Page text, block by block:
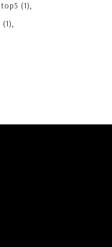
top5 (1)
(1)